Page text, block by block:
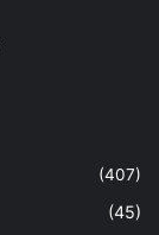
(407)
(45)